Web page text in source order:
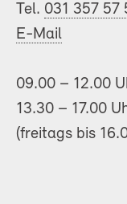
Tel. 031 357 57
E-Mail
09.00 – 12.00
13.30 – 17.00
(freitags bis